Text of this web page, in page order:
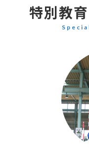
特別教